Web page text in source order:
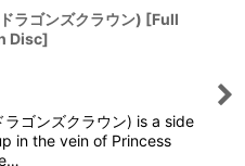
ラゴンズクラウン) [Full
Disc]
ゴンズクラウン) is a side
in the vein of Princess